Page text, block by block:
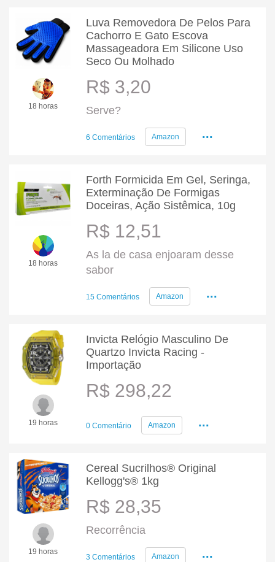
18 horas
Luva Removedora De Pelos Para
Cachorro E Gato Escova
Massageadora Em Silicone Uso
Seco Ou Molhado
R$ 3,20
Serve?
6 Comentários Amazon ...
18 horas
Forth Formicida Em Gel, Seringa,
Exterminação De Formigas
Doceiras, Ação Sistêmica, 10g
R$ 12,51
As la de casa enjoaram desse
sabor
15 Comentários Amazon ...
19 horas
Invicta Relógio Masculino De
Quartzo Invicta Racing -
Importação
R$ 298,22
0 Comentário Amazon ...
19 horas
Cereal Sucrilhos® Original
Kellogg's® 1kg
R$ 28,35
Recorrência
3 Comentários Amazon ...